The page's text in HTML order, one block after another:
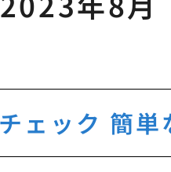
ェック 簡単